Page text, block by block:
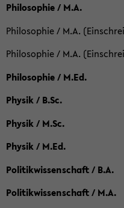
Philosophie / M.A.
Philosophie / M.A.
Philosophie / M.A.
Philosophie / M.Ed.
Physik / B.Sc.
Physik / M.Sc.
Physik / M.Ed.
Politikwissenschaft / B.A.
Politikwissenschaft / M.A.